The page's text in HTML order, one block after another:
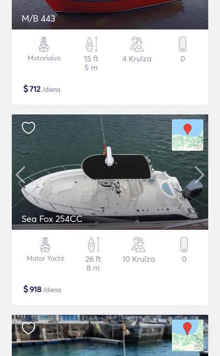
M/B 443
Motorlaiva
15 ft
5 m
4 Kruīza 0
$712/diena
Sea Fox 254CC
Motor Yacht
26 ft
8 m
10 Kruīza 0
$918 /diena